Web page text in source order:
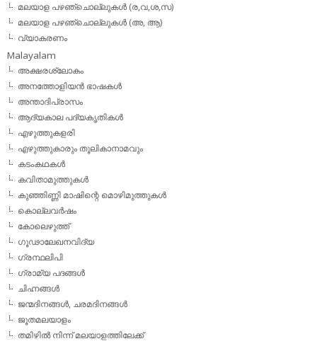
മലയാള പഴഞ്ചൊല്ലുകള്‍ (ര,വ,ശ,സ)
മലയാള പഴഞ്ചൊല്ലുകൾ (അ, ആ)
വ്യാകരണം
Malayalam
അക്ഷരശ്ലോകം
അനത്തോളിയന്‍ ഭാഷകള്‍
അന്താദിപ്രാസം
ആദ്യകാല പദ്യകൃതികള്‍
എഴുത്തുകളരി
എഴുത്തുകാരും തൂലികാനാമവും
കടംകഥകള്‍
കവിതാമുത്തുകള്‍
കുഞ്ഞിണ്ണി മാഷിന്റെ മൊഴിമുത്തുകള്‍
കൊല്ലവര്‍ഷം
കോലെഴുത്ത്
ഗൂഢാലേഖനവിദ്യ
ഗ്രന്ഥലിപി
ഗ്രാമ്യ പദങ്ങള്‍
ചിഹ്നങ്ങള്‍
ജന്മദിനങ്ങള്‍, ചരമദിനങ്ങള്‍
ജൂതമലയാളം
തമിഴില്‍ നിന്ന് മലയാളത്തിലേക്ക്